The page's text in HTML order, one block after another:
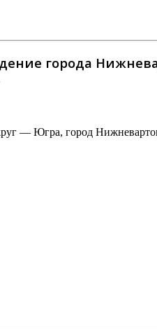
города
— Югра, город